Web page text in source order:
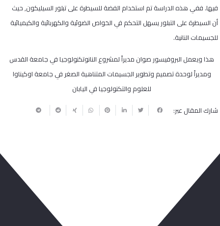
فيها. ففي هذه الدراسة تم استخدام الفضة للسيطرة على تبلور السيليكون, حيث
أن السيطرة على التبلور يسهل التحكم في الخواص الضوئية والكهربائية والكيميائية
للجسيمات النانية.
هذا ويعمل البروفيسور صوان مديراً لمشروع النانوتكنولوجيا في جامعة القدس
ومديراً لوحدة تصميم وتطوير الجسيمات المتناهية الصغر في جامعة اوكيناوا
للعلوم والتكنولوجيا في اليابان
شارك المقال عبر: